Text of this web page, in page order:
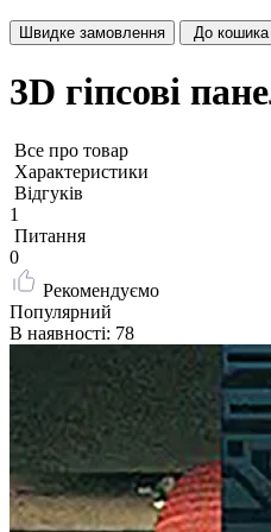
Швидке замовлення До кошика
3D гіпсові
Все про товар
Характеристики
Відгуків
1
Питання
0
Рекомендуємо
Популярний
В наявності: 78